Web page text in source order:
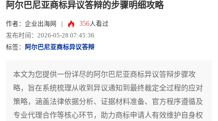
阿尔巴尼亚商标异议答辩的步骤明细攻略
作者：企业出海网 356人看过
发布时间：2026-05-28 07:45:36
标签：
阿尔巴尼亚商标异议答辩
本文为您提供一份详尽的阿尔巴尼亚商标异议答辩步骤攻
略，旨在系统梳理从收到异议通知到最终裁定全过程的应对
策略，涵盖法律依据分析、证据材料准备、官方程序遵循及
专业代理合作等核心环节，助力商标申请人有效维护自身权